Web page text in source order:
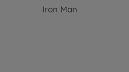
Iron Man